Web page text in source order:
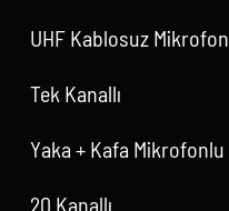
UHF Kablosuz Mikrofon
Tek Kanallı
Yaka + Kafa Mikrofonlu
20 Kanallı